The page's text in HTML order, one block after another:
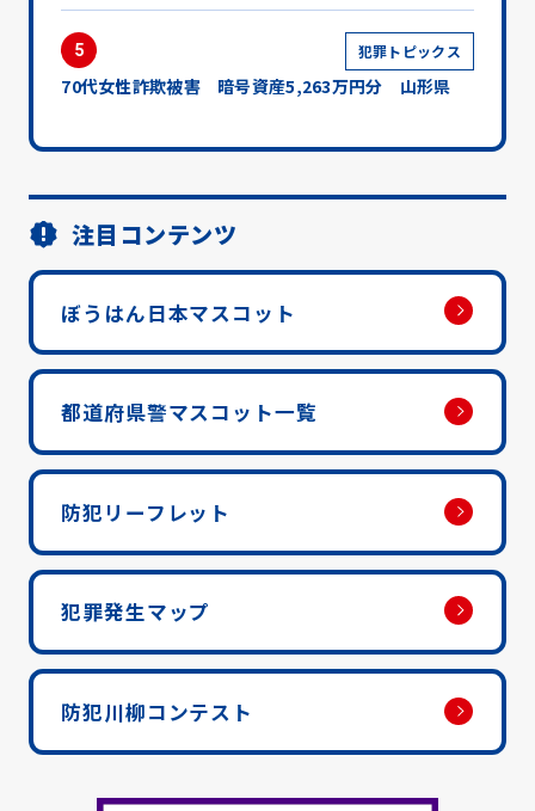
5 犯罪トピックス
70代女性詐欺被害 暗号資産5,263万円分 山形県
注目コンテンツ
ぼうはん日本マスコット
都道府県警マスコット一覧
防犯リーフレット
犯罪発生マップ
防犯川柳コンテスト